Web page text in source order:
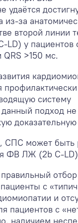
удаётся
из-за
второй линии
LD) у
>150 мс.
профилактически
систему
подход не
доказательную
может быть
ФВ ЛЖ (2b C-
с
и
с